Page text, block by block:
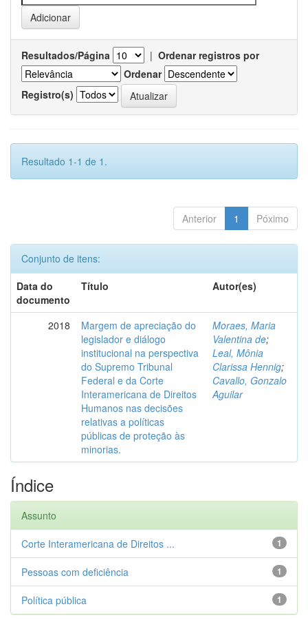
Resultados/Página | Ordenar registros por
Ordenar
Registro(s)
Resultado 1-1 de 1.
Anterior 1 Póximo
Conjunto de itens:
Data do
documento
Título Autor(es)
2018
Margem de apreciação do
legislador e diálogo
institucional na perspectiva
do Supremo Tribunal
Federal e da Corte
Interamericana de Direitos
Humanos nas decisões
relativas a políticas
públicas de proteção às
minorias.
Moraes, Maria
Valentina de;
Leal, Mônia
Clarissa Hennig;
Cavallo, Gonzalo
Aguilar
Índice
Assunto
1
Corte Interamericana de Direitos ...
1
Pessoas com deficiência
1
Política pública